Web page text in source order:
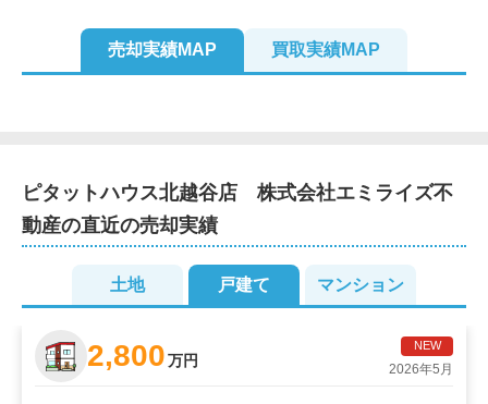
売却実績MAP 買取実績MAP
2
3
3 2
2
ピタットハウス北越谷店　株式会社エミライズ不
動産の直近の売却実績
土地 戸建て マンション
NEW
2,800万円 2026年5月